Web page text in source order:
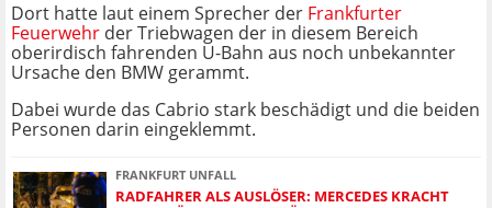
Dort hatte laut einem Sprecher der Frankfurter
Feuerwehr der Triebwagen der in diesem Bereich
oberirdisch fahrenden U-Bahn aus noch unbekannter
Ursache den BMW gerammt.
Dabei wurde das Cabrio stark beschädigt und die beiden
Personen darin eingeklemmt.
FRANKFURT UNFALL
RADFAHRER ALS AUSLÖSER: MERCEDES KRACHT